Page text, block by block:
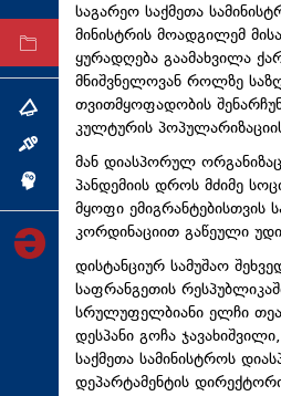
თემა
ინქვიზიცია
საგარეო საქმეთა
მინისტრის მოადგილემ
ყურადღება გაამახვილა
მნიშვნელოვან როლზე
თვითმყოფადობის
კულტურის
მან დიასპორულ
პანდემიის დროს მძიმე
მყოფი
კორდინაციით გაწეული
დისტანციურ სამუშაო
საფრანგეთის
სრულუფელბიანი ელჩი
დესპანი გოჩა
საქმეთა სამინისტროს
დეპარტამენტის